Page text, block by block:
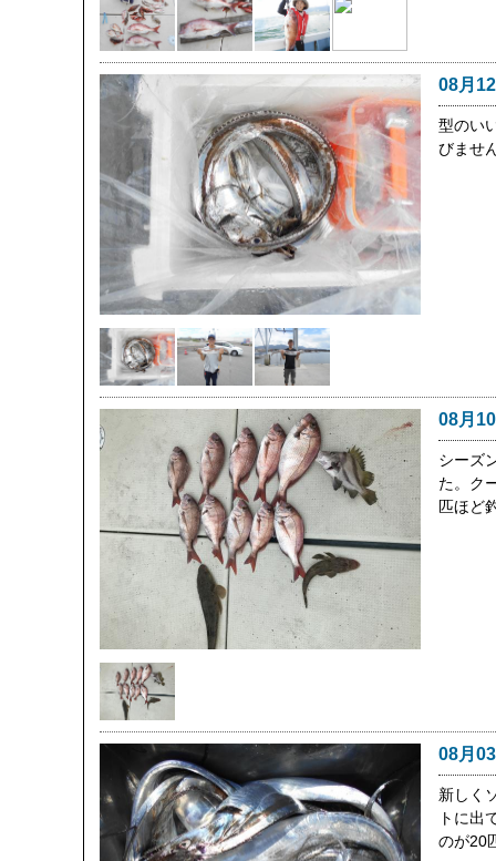
08月
型のい
びませ
08月
シーズ
た。ク
匹ほど
08月
新しく
トに出
のが20